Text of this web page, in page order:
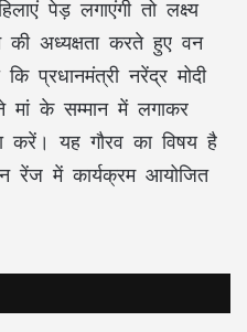
पेड़ लगाएंगी तो लक्ष्य
की अध्यक्षता करते हुए वन
प्रधानमंत्री नरेंद्र मोदी
के सम्मान में लगाकर
करें। यह गौरव का विषय है
में कार्यक्रम आयोजित